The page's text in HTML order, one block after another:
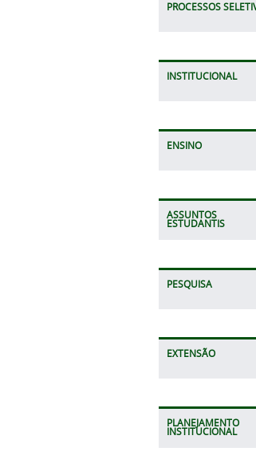
PROCESSOS
INSTITUCIONAL
ENSINO
ASSUNTOS
ESTUDANTIS
PESQUISA
EXTENSÃO
PLANEJAMENTO
INSTITUCIONAL